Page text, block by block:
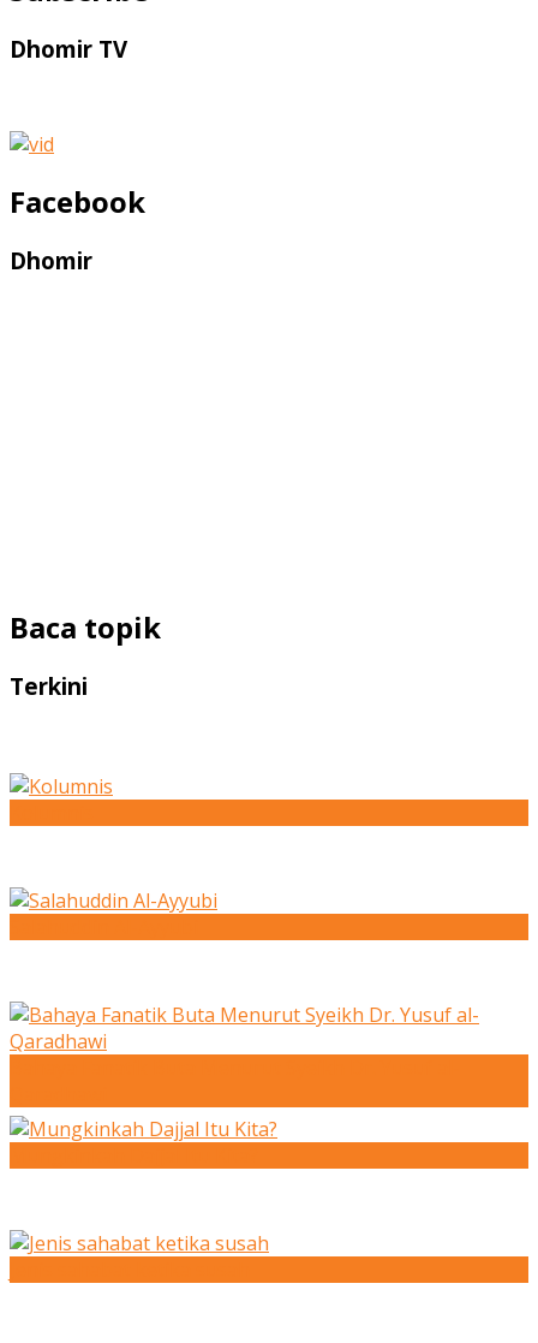
Dhomir TV
Facebook
Dhomir
Baca topik
Terkini